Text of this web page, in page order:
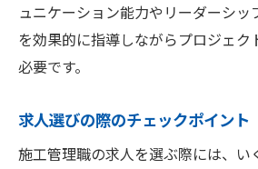
ュニケーション能力やリーダーシッ
を効果的に指導しながらプロジェク
必要です。
求人選びの際のチェックポイント
施工管理職の求人を選ぶ際には、い